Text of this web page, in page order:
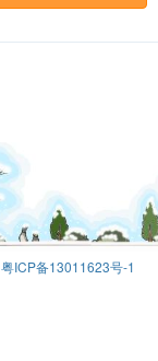
粤ICP备13011623号-1